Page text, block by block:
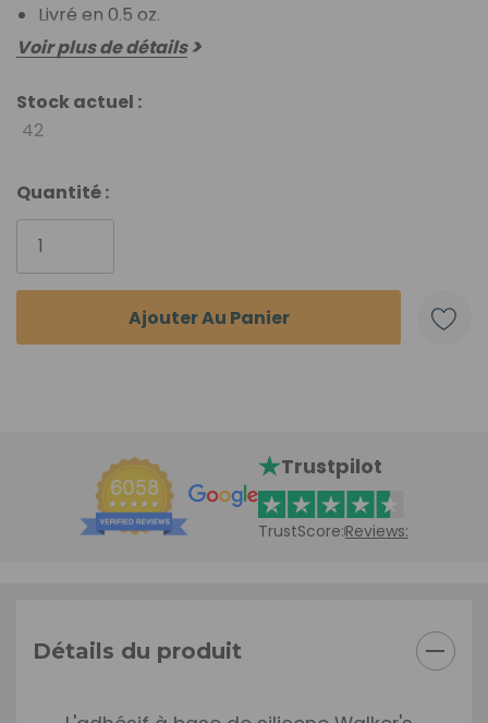
Livré en 0.5 oz.
Voir plus de détails
Stock actuel :
42
Quantité :
Trustpilot
TrustScore:Reviews:
Détails du produit